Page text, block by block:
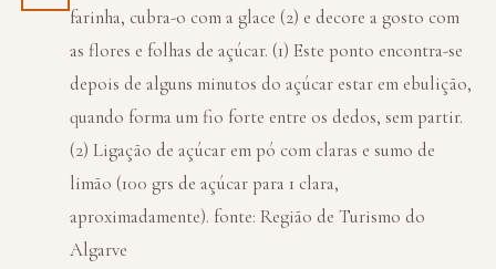
farinha, cubra-o com a glace (2) e decore a gosto com
as flores e folhas de açúcar. (1) Este ponto encontra-se
depois de alguns minutos do açúcar estar em ebulição,
quando forma um fio forte entre os dedos, sem partir.
(2) Ligação de açúcar em pó com claras e sumo de
limão (100 grs de açúcar para 1 clara,
aproximadamente). fonte: Região de Turismo do
Algarve